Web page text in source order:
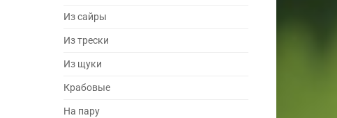
Из сайры
Из трески
Из щуки
Крабовые
На пару